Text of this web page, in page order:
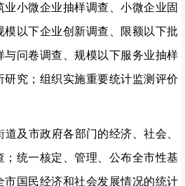
小微企业抽样调查、小微企业固
模以下企业创新调查、限额以下批
与问卷调查、规模以下服务业抽样
究；组织实施重要统计监测评价
道及市政府各部门的经济、社会、
统一核定、管理、公布全市性基
市国民经济和社会发展情况的统计